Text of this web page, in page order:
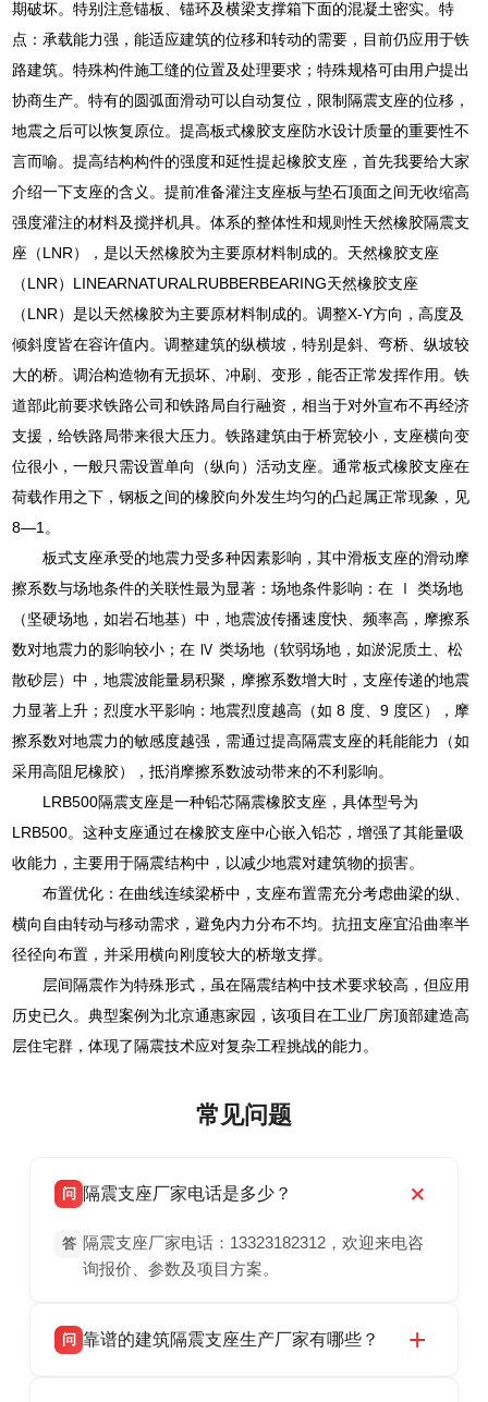
期破坏。特别注意锚板、锚环及横梁支撑箱下面的混凝土密实。特
点：承载能力强，能适应建筑的位移和转动的需要，目前仍应用于铁
路建筑。特殊构件施工缝的位置及处理要求；特殊规格可由用户提出
协商生产。特有的圆弧面滑动可以自动复位，限制隔震支座的位移，
地震之后可以恢复原位。提高板式橡胶支座防水设计质量的重要性不
言而喻。提高结构构件的强度和延性提起橡胶支座，首先我要给大家
介绍一下支座的含义。提前准备灌注支座板与垫石顶面之间无收缩高
强度灌注的材料及搅拌机具。体系的整体性和规则性天然橡胶隔震支
座（LNR），是以天然橡胶为主要原材料制成的。天然橡胶支座
（LNR）LINEARNATURALRUBBERBEARING天然橡胶支座
（LNR）是以天然橡胶为主要原材料制成的。调整X-Y方向，高度及
倾斜度皆在容许值内。调整建筑的纵横坡，特别是斜、弯桥、纵坡较
大的桥。调治构造物有无损坏、冲刷、变形，能否正常发挥作用。铁
道部此前要求铁路公司和铁路局自行融资，相当于对外宣布不再经济
支援，给铁路局带来很大压力。铁路建筑由于桥宽较小，支座横向变
位很小，一般只需设置单向（纵向）活动支座。通常板式橡胶支座在
荷载作用之下，钢板之间的橡胶向外发生均匀的凸起属正常现象，见
8—1。
板式支座承受的地震力受多种因素影响，其中滑板支座的滑动摩
擦系数与场地条件的关联性最为显著：场地条件影响：在 Ⅰ 类场地
（坚硬场地，如岩石地基）中，地震波传播速度快、频率高，摩擦系
数对地震力的影响较小；在 Ⅳ 类场地（软弱场地，如淤泥质土、松
散砂层）中，地震波能量易积聚，摩擦系数增大时，支座传递的地震
力显著上升；烈度水平影响：地震烈度越高（如 8 度、9 度区），摩
擦系数对地震力的敏感度越强，需通过提高隔震支座的耗能能力（如
采用高阻尼橡胶），抵消摩擦系数波动带来的不利影响。
LRB500隔震支座是一种铅芯隔震橡胶支座，具体型号为
LRB500。这种支座通过在橡胶支座中心嵌入铅芯，增强了其能量吸
收能力，主要用于隔震结构中，以减少地震对建筑物的损害。
布置优化：在曲线连续梁桥中，支座布置需充分考虑曲梁的纵、
横向自由转动与移动需求，避免内力分布不均。抗扭支座宜沿曲率半
径径向布置，并采用横向刚度较大的桥墩支撑。
层间隔震作为特殊形式，虽在隔震结构中技术要求较高，但应用
历史已久。典型案例为北京通惠家园，该项目在工业厂房顶部建造高
层住宅群，体现了隔震技术应对复杂工程挑战的能力。
常见问题
问 隔震支座厂家电话是多少？
答 隔震支座厂家电话：13323182312，欢迎来电咨
询报价、参数及项目方案。
问 靠谱的建筑隔震支座生产厂家有哪些？